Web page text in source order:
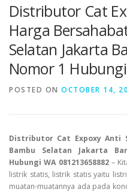
Distributor Cat
Harga
Selatan Jakarta
Nomor 1
POSTED ON OCTOBER 14,
Distributor Cat Expoxy Anti
Bambu Selatan Jakarta
Hubungi WA 081213658882–
listrik statis, listrik statis yaitu
muatan-muatannya ada pada